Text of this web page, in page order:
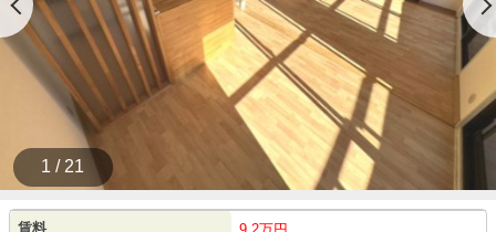
1 / 21
賃料